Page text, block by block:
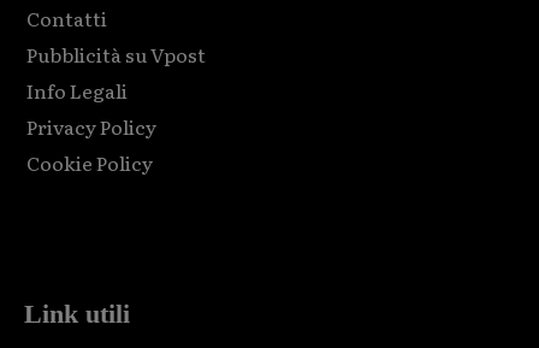
Contatti
Pubblicità su Vpost
Info Legali
Privacy Policy
Cookie Policy
Link utili